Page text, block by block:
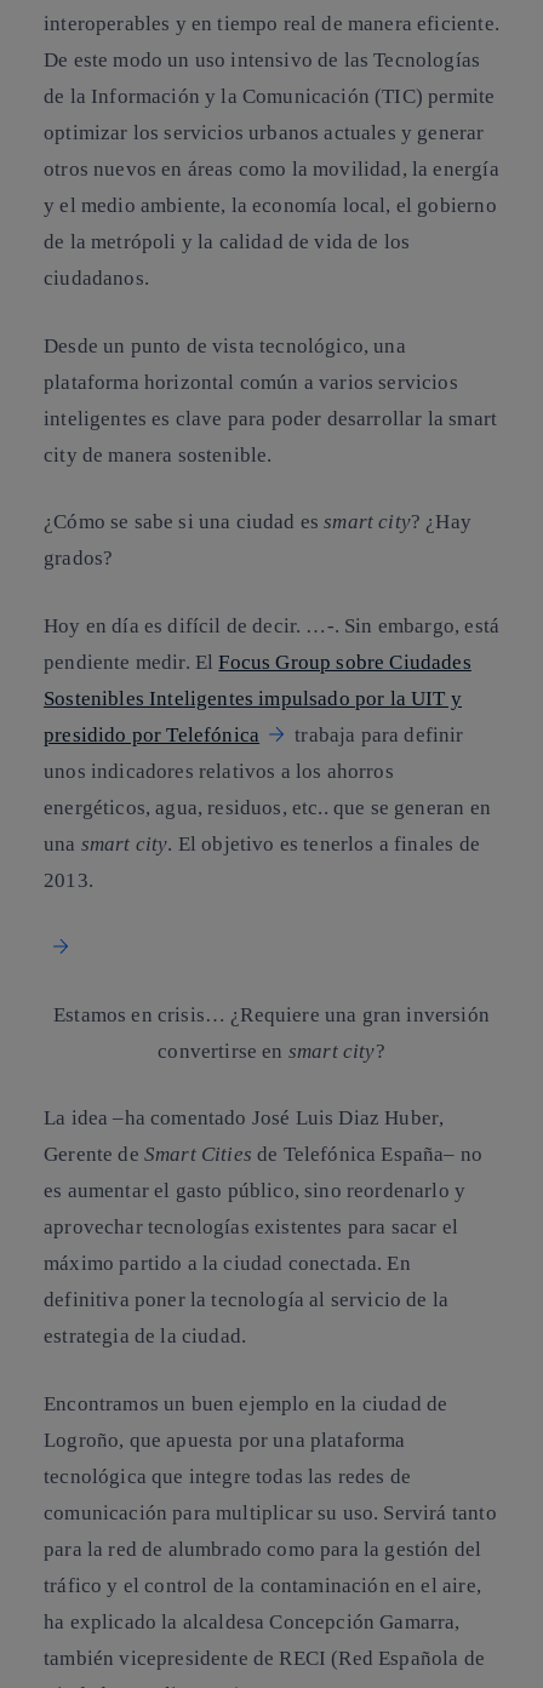
interoperables y en tiempo real de manera eficiente.
De este modo un uso intensivo de las Tecnologías
de la Información y la Comunicación (TIC) permite
optimizar los servicios urbanos actuales y generar
otros nuevos en áreas como la movilidad, la energía
y el medio ambiente, la economía local, el gobierno
de la metrópoli y la calidad de vida de los
ciudadanos.
Desde un punto de vista tecnológico, una
plataforma horizontal común a varios servicios
inteligentes es clave para poder desarrollar la smart
city de manera sostenible.
¿Cómo se sabe si una ciudad essmart city? ¿Hay
grados?
Hoy en día es difícil de decir. …-. Sin embargo, está
pendiente medir. ElFocus Group sobre Ciudades
Sostenibles Inteligentes impulsado por la UIT y
presidido por Telefónica
trabaja para definir
unos indicadores relativos a los ahorros
energéticos, agua, residuos, etc.. que se generan en
una smart city. El objetivo es tenerlos a finales de
2013.
Estamos en crisis… ¿Requiere una gran inversión
convertirse en smart city?
La idea –ha comentado José Luis Diaz Huber,
Gerente de Smart Cities de Telefónica España– no
es aumentar el gasto público, sino reordenarlo y
aprovechar tecnologías existentes para sacar el
máximo partido a la ciudad conectada. En
definitiva poner la tecnología al servicio de la
estrategia de la ciudad.
Encontramos un buen ejemplo en la ciudad de
Logroño, que apuesta por una plataforma
tecnológica que integre todas las redes de
comunicación para multiplicar su uso. Servirá tanto
para la red de alumbrado como para la gestión del
tráfico y el control de la contaminación en el aire,
ha explicado la alcaldesa Concepción Gamarra,
también vicepresidente de RECI (Red Española de